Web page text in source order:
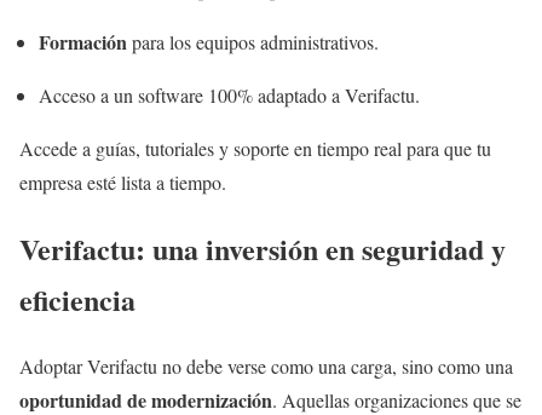
Formaciónpara los equipos administrativos.
Acceso a un software 100% adaptado a Verifactu.
Accede a guías, tutoriales y soporte en tiempo real para que tu
empresa esté lista a tiempo.
Verifactu: una inversión en seguridad y
eficiencia
Adoptar Verifactu no debe verse como una carga, sino como una
oportunidad de modernización. Aquellas organizaciones que se